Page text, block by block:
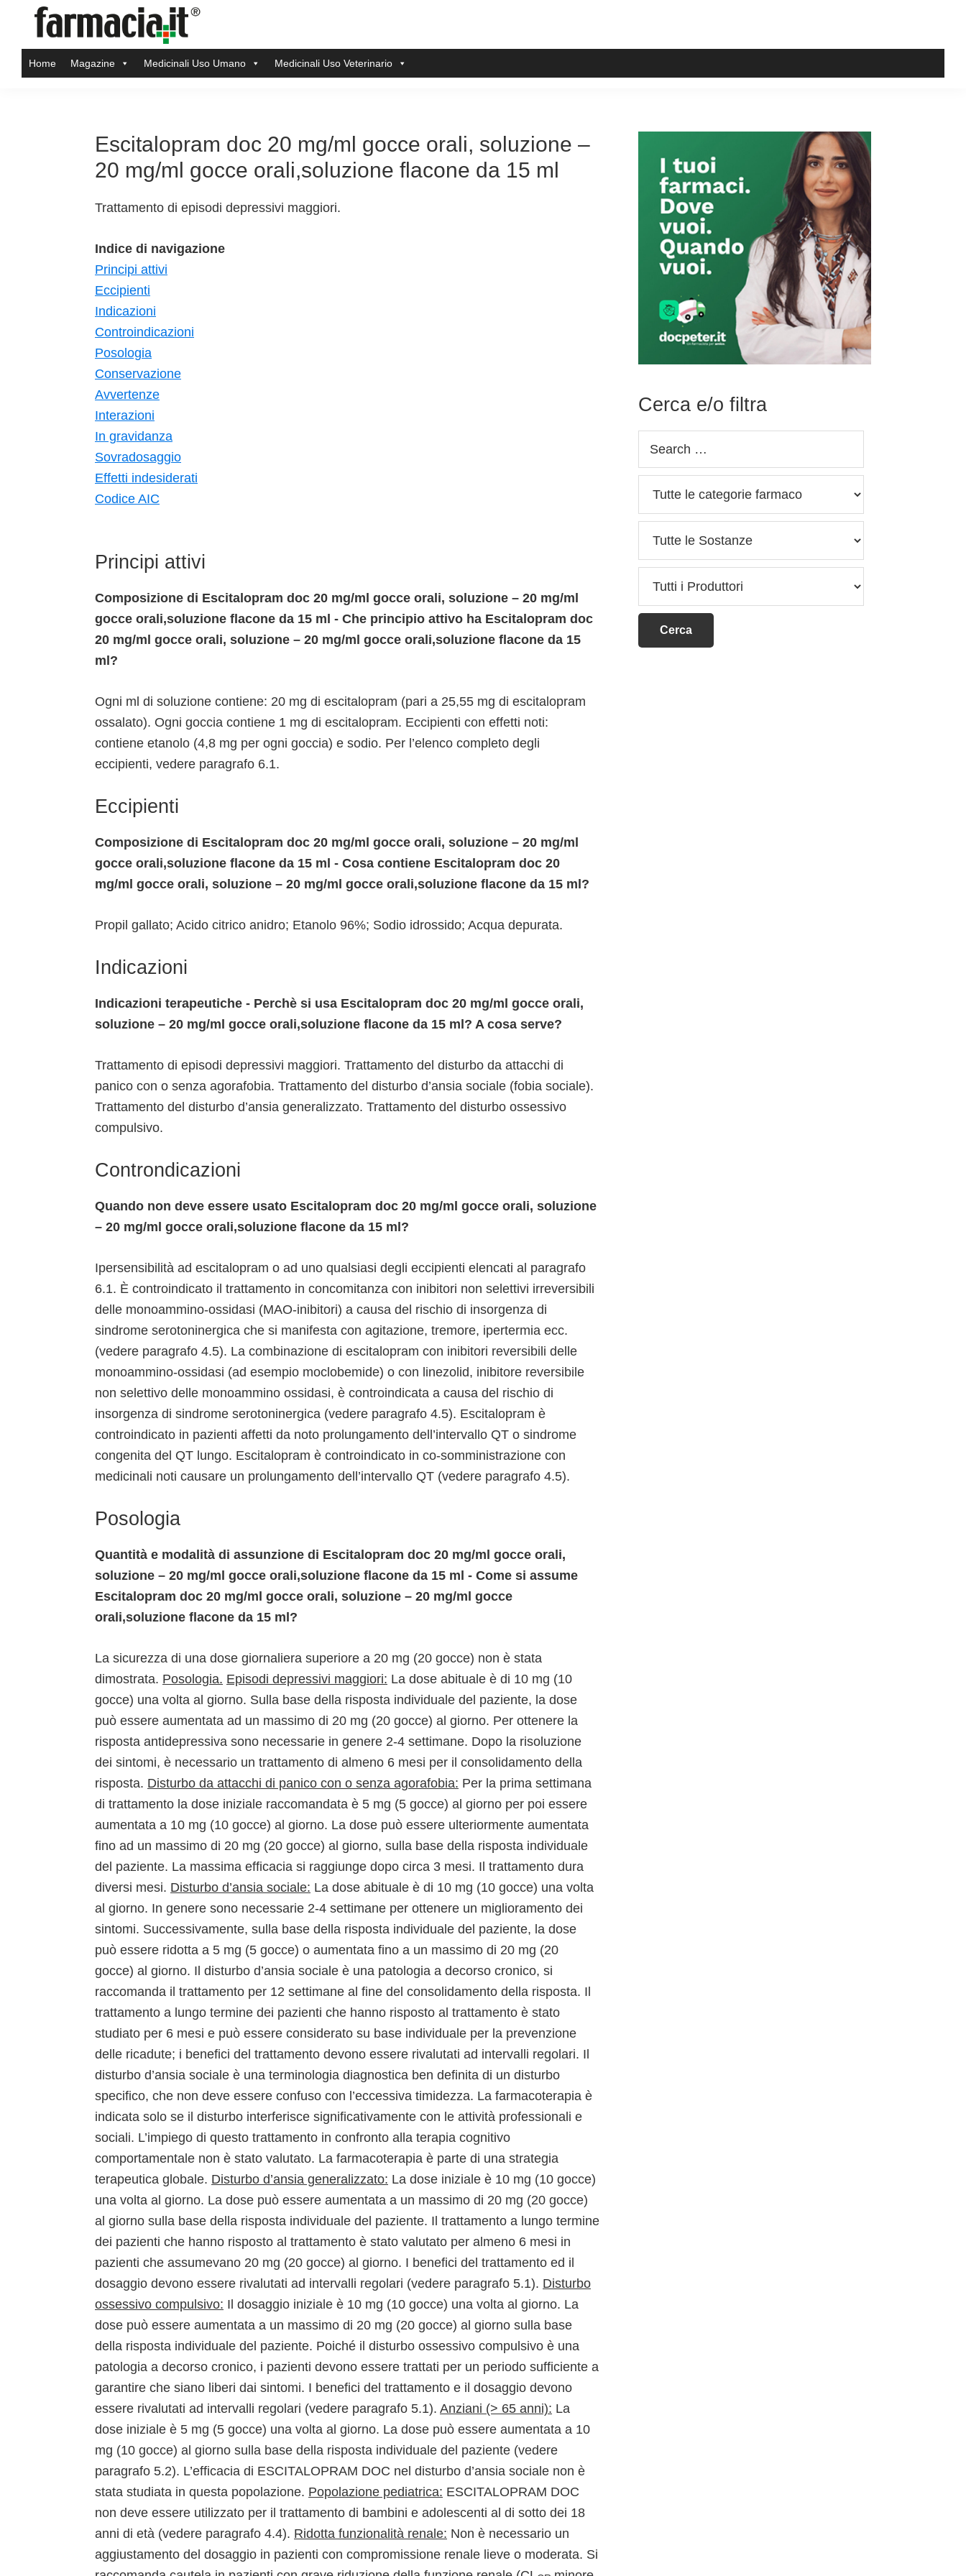
primary
main
primary
footerFarmacia.it
magazine
Home Magazine Medicinali Uso Umano Medicinali Uso Veterinario
Escitalopram doc 20 mg/ml gocce orali, soluzione –
20 mg/ml gocce orali,soluzione flacone da 15 ml
Trattamento di episodi depressivi maggiori.
Indice di navigazione
Principi attivi
Eccipienti
Indicazioni
Controindicazioni
Posologia
Conservazione
Avvertenze
Interazioni
In gravidanza
Sovradosaggio
Effetti indesiderati
Codice AIC
Principi attivi
Composizione di Escitalopram doc 20 mg/ml gocce orali, soluzione – 20 mg/ml
gocce orali,soluzione flacone da 15 ml - Che principio attivo ha Escitalopram doc
20 mg/ml gocce orali, soluzione – 20 mg/ml gocce orali,soluzione flacone da 15
ml?
Ogni ml di soluzione contiene: 20 mg di escitalopram (pari a 25,55 mg di escitalopram
ossalato). Ogni goccia contiene 1 mg di escitalopram. Eccipienti con effetti noti:
contiene etanolo (4,8 mg per ogni goccia) e sodio. Per l’elenco completo degli
eccipienti, vedere paragrafo 6.1.
Eccipienti
Composizione di Escitalopram doc 20 mg/ml gocce orali, soluzione – 20 mg/ml
gocce orali,soluzione flacone da 15 ml - Cosa contiene Escitalopram doc 20
mg/ml gocce orali, soluzione – 20 mg/ml gocce orali,soluzione flacone da 15 ml?
Propil gallato; Acido citrico anidro; Etanolo 96%; Sodio idrossido; Acqua depurata.
Indicazioni
Indicazioni terapeutiche - Perchè si usa Escitalopram doc 20 mg/ml gocce orali,
soluzione – 20 mg/ml gocce orali,soluzione flacone da 15 ml? A cosa serve?
Trattamento di episodi depressivi maggiori. Trattamento del disturbo da attacchi di
panico con o senza agorafobia. Trattamento del disturbo d’ansia sociale (fobia sociale).
Trattamento del disturbo d’ansia generalizzato. Trattamento del disturbo ossessivo
compulsivo.
Controndicazioni
Quando non deve essere usato Escitalopram doc 20 mg/ml gocce orali, soluzione
– 20 mg/ml gocce orali,soluzione flacone da 15 ml?
Ipersensibilità ad escitalopram o ad uno qualsiasi degli eccipienti elencati al paragrafo
6.1. È controindicato il trattamento in concomitanza con inibitori non selettivi irreversibili
delle monoammino-ossidasi (MAO-inibitori) a causa del rischio di insorgenza di
sindrome serotoninergica che si manifesta con agitazione, tremore, ipertermia ecc.
(vedere paragrafo 4.5). La combinazione di escitalopram con inibitori reversibili delle
monoammino-ossidasi (ad esempio moclobemide) o con linezolid, inibitore reversibile
non selettivo delle monoammino ossidasi, è controindicata a causa del rischio di
insorgenza di sindrome serotoninergica (vedere paragrafo 4.5). Escitalopram è
controindicato in pazienti affetti da noto prolungamento dell’intervallo QT o sindrome
congenita del QT lungo. Escitalopram è controindicato in co-somministrazione con
medicinali noti causare un prolungamento dell’intervallo QT (vedere paragrafo 4.5).
Posologia
Quantità e modalità di assunzione di Escitalopram doc 20 mg/ml gocce orali,
soluzione – 20 mg/ml gocce orali,soluzione flacone da 15 ml - Come si assume
Escitalopram doc 20 mg/ml gocce orali, soluzione – 20 mg/ml gocce
orali,soluzione flacone da 15 ml?
La sicurezza di una dose giornaliera superiore a 20 mg (20 gocce) non è stata
dimostrata. Posologia. Episodi depressivi maggiori: La dose abituale è di 10 mg (10
gocce) una volta al giorno. Sulla base della risposta individuale del paziente, la dose
può essere aumentata ad un massimo di 20 mg (20 gocce) al giorno. Per ottenere la
risposta antidepressiva sono necessarie in genere 2-4 settimane. Dopo la risoluzione
dei sintomi, è necessario un trattamento di almeno 6 mesi per il consolidamento della
risposta. Disturbo da attacchi di panico con o senza agorafobia: Per la prima settimana
di trattamento la dose iniziale raccomandata è 5 mg (5 gocce) al giorno per poi essere
aumentata a 10 mg (10 gocce) al giorno. La dose può essere ulteriormente aumentata
fino ad un massimo di 20 mg (20 gocce) al giorno, sulla base della risposta individuale
del paziente. La massima efficacia si raggiunge dopo circa 3 mesi. Il trattamento dura
diversi mesi. Disturbo d’ansia sociale: La dose abituale è di 10 mg (10 gocce) una volta
al giorno. In genere sono necessarie 2-4 settimane per ottenere un miglioramento dei
sintomi. Successivamente, sulla base della risposta individuale del paziente, la dose
può essere ridotta a 5 mg (5 gocce) o aumentata fino a un massimo di 20 mg (20
gocce) al giorno. Il disturbo d’ansia sociale è una patologia a decorso cronico, si
raccomanda il trattamento per 12 settimane al fine del consolidamento della risposta. Il
trattamento a lungo termine dei pazienti che hanno risposto al trattamento è stato
studiato per 6 mesi e può essere considerato su base individuale per la prevenzione
delle ricadute; i benefici del trattamento devono essere rivalutati ad intervalli regolari. Il
disturbo d’ansia sociale è una terminologia diagnostica ben definita di un disturbo
specifico, che non deve essere confuso con l’eccessiva timidezza. La farmacoterapia è
indicata solo se il disturbo interferisce significativamente con le attività professionali e
sociali. L’impiego di questo trattamento in confronto alla terapia cognitivo
comportamentale non è stato valutato. La farmacoterapia è parte di una strategia
terapeutica globale. Disturbo d’ansia generalizzato: La dose iniziale è 10 mg (10 gocce)
una volta al giorno. La dose può essere aumentata a un massimo di 20 mg (20 gocce)
al giorno sulla base della risposta individuale del paziente. Il trattamento a lungo termine
dei pazienti che hanno risposto al trattamento è stato valutato per almeno 6 mesi in
pazienti che assumevano 20 mg (20 gocce) al giorno. I benefici del trattamento ed il
dosaggio devono essere rivalutati ad intervalli regolari (vedere paragrafo 5.1). Disturbo
ossessivo compulsivo: Il dosaggio iniziale è 10 mg (10 gocce) una volta al giorno. La
dose può essere aumentata a un massimo di 20 mg (20 gocce) al giorno sulla base
della risposta individuale del paziente. Poiché il disturbo ossessivo compulsivo è una
patologia a decorso cronico, i pazienti devono essere trattati per un periodo sufficiente a
garantire che siano liberi dai sintomi. I benefici del trattamento e il dosaggio devono
essere rivalutati ad intervalli regolari (vedere paragrafo 5.1). Anziani (> 65 anni): La
dose iniziale è 5 mg (5 gocce) una volta al giorno. La dose può essere aumentata a 10
mg (10 gocce) al giorno sulla base della risposta individuale del paziente (vedere
paragrafo 5.2). L’efficacia di ESCITALOPRAM DOC nel disturbo d’ansia sociale non è
stata studiata in questa popolazione. Popolazione pediatrica: ESCITALOPRAM DOC
non deve essere utilizzato per il trattamento di bambini e adolescenti al di sotto dei 18
anni di età (vedere paragrafo 4.4). Ridotta funzionalità renale: Non è necessario un
aggiustamento del dosaggio in pazienti con compromissione renale lieve o moderata. Si
Sidebar
Cerca e/o filtra